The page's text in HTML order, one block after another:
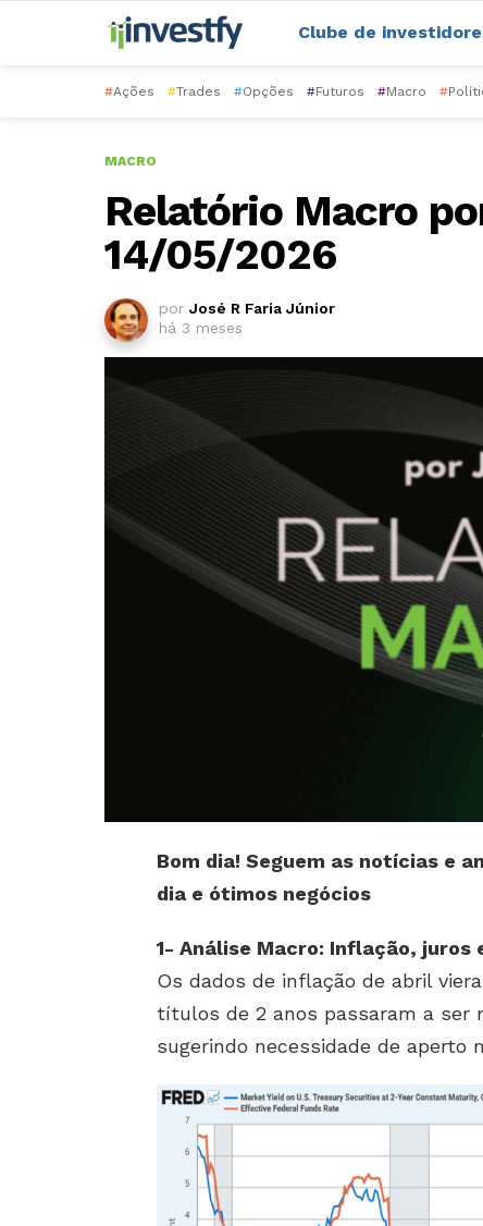
Clube de
#Ações #Trades #Opções #Futuros #Macro #
MACRO
Relatório Macro
14/05/2026
por José R Faria Júnior
há 3 meses
Bom dia! Seguem as notícias e
dia e ótimos negócios
1- Análise Macro: Inflação, juros
Os dados de inflação de abril
títulos de 2 anos passaram a ser
sugerindo necessidade de aperto